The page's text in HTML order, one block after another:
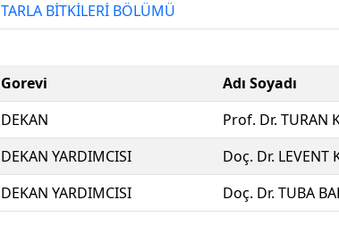
TARLA BİTKİLERİ BÖLÜMÜ
Gorevi Adı Soyadı
DEKAN
Prof. Dr. TURAN
DEKAN YARDIMCISI
Doç. Dr. LEVENT
DEKAN YARDIMCISI
Doç. Dr. TUBA